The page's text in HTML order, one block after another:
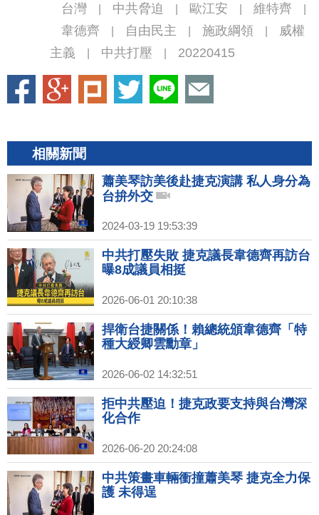
台灣 中共脅迫 歐江安 維特齊
韋德齊 自由民主 施政綱領
威權
主義
中共打壓 20220415
相關新聞
蕭美琴訪美後赴捷克演講 私人身分為
台拚外交
2024-03-19 19:53:39
中共打壓失敗 捷克議長韋德齊再訪台
曝8成議員相挺
2026-06-01 20:10:38
捍衛台捷關係！賴總統頒韋德齊「特
種大綬卿雲勳章」
2026-06-02 14:32:51
拒中共壓迫！捷克政要支持與台灣深
化合作
2026-06-20 20:24:08
中共策畫車輛衝撞蕭美琴 捷克全力保
護 未得逞